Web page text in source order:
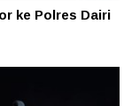
ke Polres Dairi